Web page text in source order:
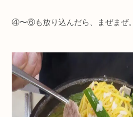
④〜⑥も放り込んだら、まぜまぜ。